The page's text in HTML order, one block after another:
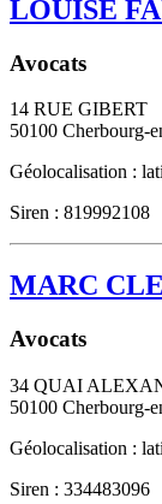
LOUISE
Avocats
14 RUE GIBERT
50100 Cherbourg-
Géolocalisation :
Siren : 819992108
MARC
Avocats
34 QUAI
50100 Cherbourg-
Géolocalisation :
Siren : 334483096